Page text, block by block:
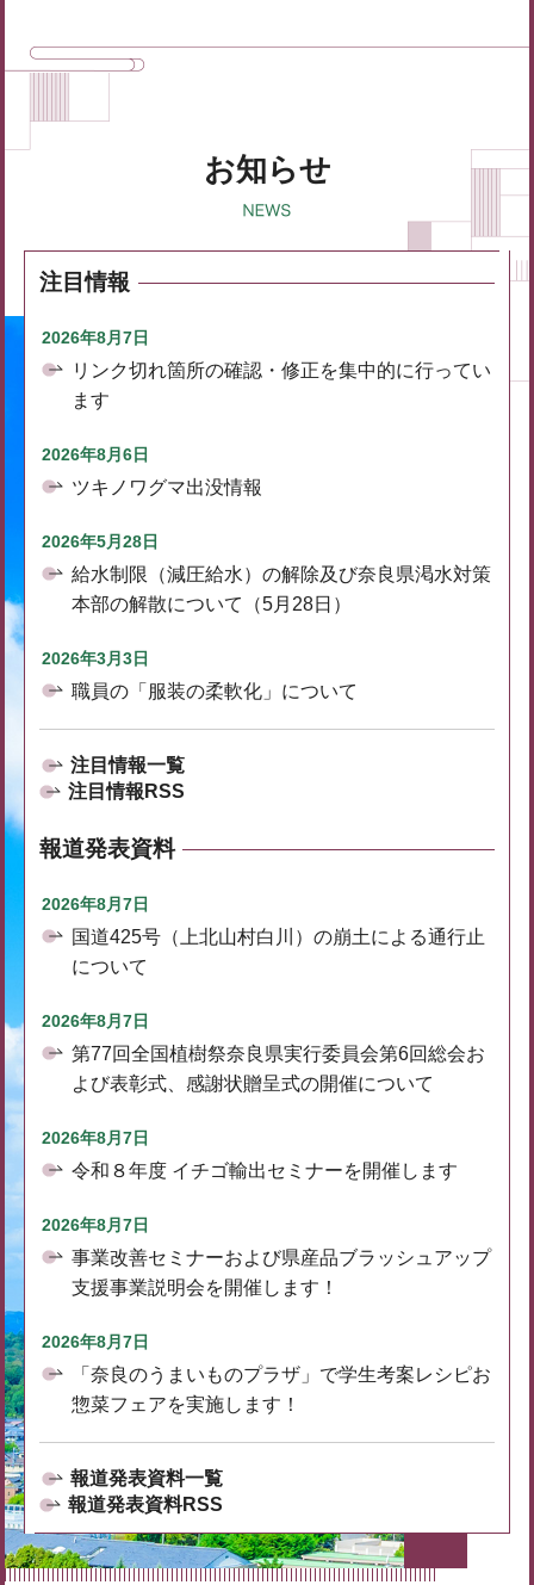
お知らせ
注目情報
2026年8月7日
リンク切れ箇所の確認・修正を集中的に行ってい
ます
2026年8月6日
ツキノワグマ出没情報
2026年5月28日
給水制限（減圧給水）の解除及び奈良県渇水対策
本部の解散について（5月28日）
2026年3月3日
職員の「服装の柔軟化」について
注目情報一覧
注目情報RSS
報道発表資料
2026年8月7日
国道425号（上北山村白川）の崩土による通行止
について
2026年8月7日
第77回全国植樹祭奈良県実行委員会第6回総会お
よび表彰式、感謝状贈呈式の開催について
2026年8月7日
令和８年度 イチゴ輸出セミナーを開催します
2026年8月7日
事業改善セミナーおよび県産品ブラッシュアップ
支援事業説明会を開催します！
2026年8月7日
「奈良のうまいものプラザ」で学生考案レシピお
惣菜フェアを実施します！
報道発表資料一覧
報道発表資料RSS